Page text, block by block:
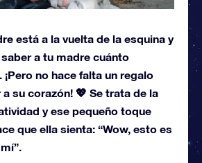
está a la vuelta de la esquina y
a tu madre cuánto
no hace falta un regalo
su corazón! 💖 Se trata de la
y ese pequeño toque
que ella sienta: “Wow, esto es